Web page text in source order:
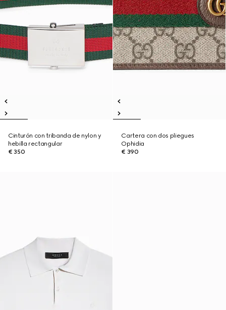
Cinturón con tribanda de nylon y
hebilla rectangular
€ 350
Cartera con dos pliegues
Ophidia
€ 390